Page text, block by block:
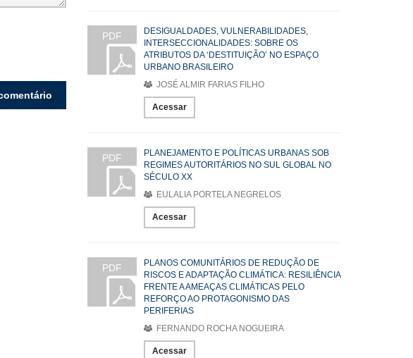
PDF
DESIGUALDADES, VULNERABILIDADES,
INTERSECCIONALIDADES: SOBRE OS
ATRIBUTOS DA ‘DESTITUIÇÃO’ NO ESPAÇO
URBANO BRASILEIRO
JOSÉ ALMIR FARIAS FILHO
Acessar
PDF
PLANEJAMENTO E POLÍTICAS URBANAS SOB
REGIMES AUTORITÁRIOS NO SUL GLOBAL NO
SÉCULO XX
EULALIA PORTELA NEGRELOS
Acessar
PDF
PLANOS COMUNITÁRIOS DE REDUÇÃO DE
RISCOS E ADAPTAÇÃO CLIMÁTICA: RESILIÊNCIA
FRENTE A AMEAÇAS CLIMÁTICAS PELO
REFORÇO AO PROTAGONISMO DAS
PERIFERIAS
FERNANDO ROCHA NOGUEIRA
Acessar